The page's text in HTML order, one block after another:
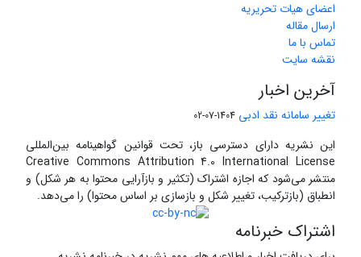
اعضای هیات تحریریه
ارسال مقاله
تماس با ما
نقشه سایت
آخرین اخبار
تغییر سامانه نقد ادبی 1404-07-02
این نشریه دارای دسترسی باز، تحت قوانین گواهینامه بین‌المللی
Creative Commons Attribution 4.0 International License
منتشر می‌شود که اجازه اشتراک (تکثیر و بازآرایی محتوا به هر شکل) و
انطباق (بازترکیب، تغییر شکل و بازسازی بر اساس محتوا) را می‌دهد.
اشتراک خبرنامه